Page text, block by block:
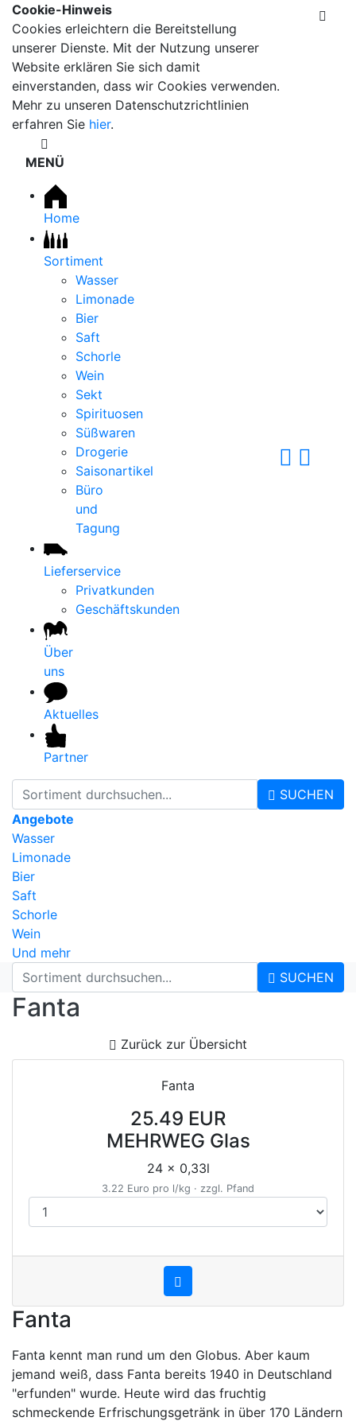
Cookie-Hinweis
Cookies erleichtern die Bereitstellung
unserer Dienste. Mit der Nutzung unserer
Website erklären Sie sich damit
einverstanden, dass wir Cookies verwenden.
Mehr zu unseren Datenschutzrichtlinien
erfahren Sie hier.
MENÜ
Home
Sortiment
Wasser
Limonade
Bier
Saft
Schorle
Wein
Sekt
Spirituosen
Süßwaren
Drogerie
Saisonartikel
Büro
und
Tagung
Lieferservice
Privatkunden
Geschäftskunden
Über
uns
Aktuelles
Partner
SUCHEN
Angebote
Wasser
Limonade
Bier
Saft
Schorle
Wein
Und mehr
SUCHEN
Fanta
Zurück zur Übersicht
Fanta
25.49 EUR
MEHRWEG Glas
24 x 0,33l
3.22 Euro pro l/kg · zzgl. Pfand
Fanta
Fanta kennt man rund um den Globus. Aber kaum
jemand weiß, dass Fanta bereits 1940 in Deutschland
"erfunden" wurde. Heute wird das fruchtig
schmeckende Erfrischungsgetränk in über 170 Ländern